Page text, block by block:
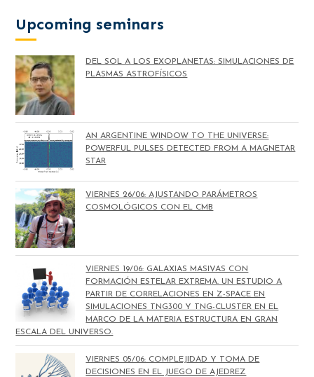
Upcoming seminars
DEL SOL A LOS EXOPLANETAS: SIMULACIONES DE
PLASMAS ASTROFÍSICOS
AN ARGENTINE WINDOW TO THE UNIVERSE:
POWERFUL PULSES DETECTED FROM A MAGNETAR
STAR
VIERNES 26/06: AJUSTANDO PARÁMETROS
COSMOLÓGICOS CON EL CMB
VIERNES 19/06: GALAXIAS MASIVAS CON
FORMACIÓN ESTELAR EXTREMA. UN ESTUDIO A
PARTIR DE CORRELACIONES EN Z-SPACE EN
SIMULACIONES TNG300 Y TNG-CLUSTER EN EL
MARCO DE LA MATERIA ESTRUCTURA EN GRAN
ESCALA DEL UNIVERSO.
VIERNES 05/06: COMPLEJIDAD Y TOMA DE
DECISIONES EN EL JUEGO DE AJEDREZ